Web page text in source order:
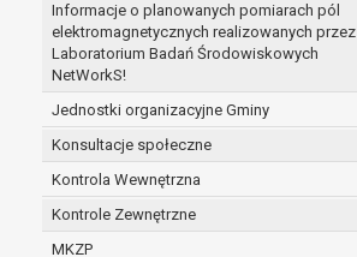
Informacje o planowanych pomiarach pól
elektromagnetycznych realizowanych przez
Laboratorium Badań Środowiskowych
NetWorkS!
Jednostki organizacyjne Gminy
Konsultacje społeczne
Kontrola Wewnętrzna
Kontrole Zewnętrzne
MKZP